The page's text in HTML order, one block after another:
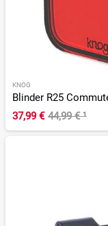
KNOG
Blinder R25
37,99 € 44,99 €¹